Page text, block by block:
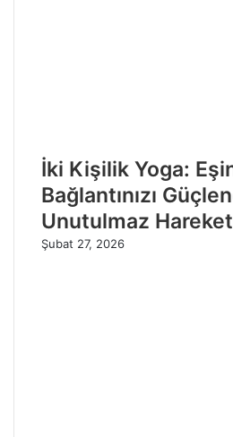
İki Kişilik Yoga:
Bağlantınızı
Unutulmaz Hareket
Şubat 27, 2026